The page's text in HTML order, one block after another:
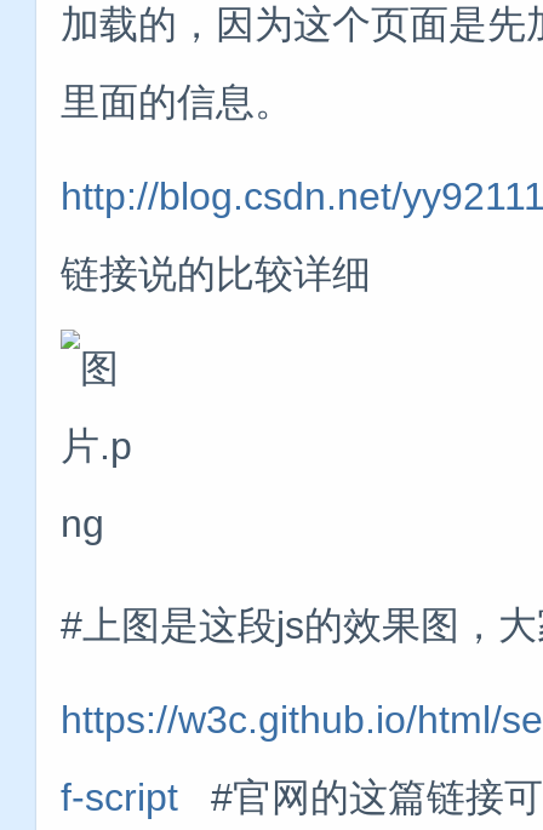
加载的，因为这个页面是
里面的信息。
http://blog.csdn.net/
链接说的比较详细
#上图是这段js的效果图，
https://w3c.github.io/html/
f-script #官网的这篇链接